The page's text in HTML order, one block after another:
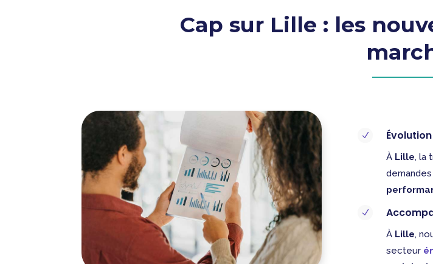
Cap sur Lille : les
N
À Lille, la
N
À Lille,
secteur